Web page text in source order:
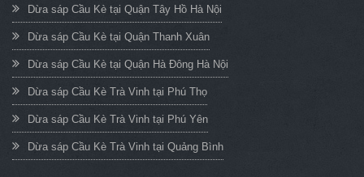
Dừa sáp Cầu Kè tại Quận Tây Hồ Hà Nội
Dừa sáp Cầu Kè tại Quận Thanh Xuân
Dừa sáp Cầu Kè tại Quận Hà Đông Hà Nội
Dừa sáp Cầu Kè Trà Vinh tại Phú Thọ
Dừa sáp Cầu Kè Trà Vinh tại Phú Yên
Dừa sáp Cầu Kè Trà Vinh tại Quảng Bình